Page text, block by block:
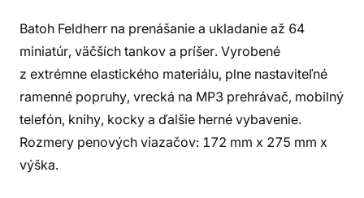
Batoh Feldherr na prenášanie a ukladanie až 64
miniatúr, väčších tankov a príšer. Vyrobené
z extrémne elastického materiálu, plne nastaviteľné
ramenné popruhy, vrecká na MP3 prehrávač, mobilný
telefón, knihy, kocky a ďalšie herné vybavenie.
Rozmery penových viazačov: 172 mm x 275 mm x
výška.